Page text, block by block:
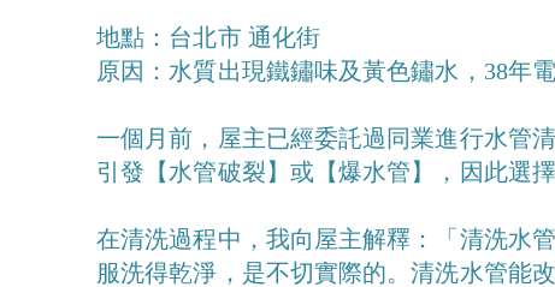
地點：台北市 通化街
原因：水質出現鐵鏽味及黃色鏽水，38年電
一個月前，屋主已經委託過同業進行水管
引發【水管破裂】或【爆水管】，因此選
在清洗過程中，我向屋主解釋：「清洗水
服洗得乾淨，是不切實際的。清洗水管能